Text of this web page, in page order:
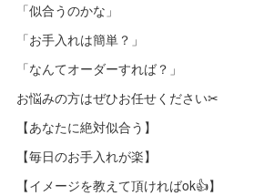
「似合うのかな」
「お手入れは簡単？」
「なんてオーダーすれば？」
お悩みの方はぜひお任せください✂︎
【あなたに絶対似合う】
【毎日のお手入れが楽】
【イメージを教えて頂ければok👍】